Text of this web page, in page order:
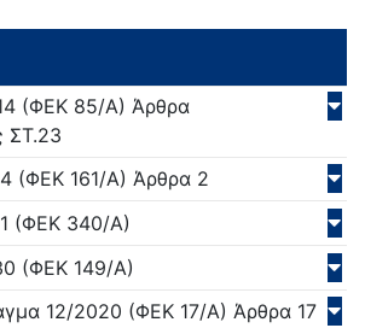
(ΦΕΚ 85/Α) Άρθρα
ΣΤ.23
(ΦΕΚ 161/Α) Άρθρα 2
(ΦΕΚ 340/Α)
(ΦΕΚ 149/Α)
12/2020 (ΦΕΚ 17/Α) Άρθρα 17